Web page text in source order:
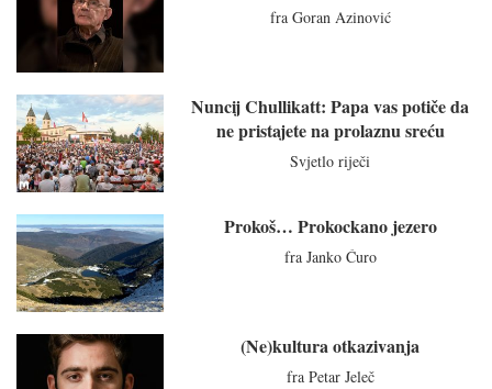
fra Goran Azinović
Nuncij Chullikatt: Papa vas potiče da
ne pristajete na prolaznu sreću
Svjetlo riječi
Prokoš… Prokockano jezero
fra Janko Ćuro
(Ne)kultura otkazivanja
fra Petar Jeleč